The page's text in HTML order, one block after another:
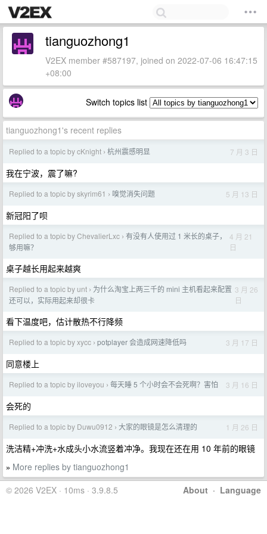
tianguozhong1
V2EX member #587197, joined on 2022-07-06 16:47:15
+08:00
Switch topics list
tianguozhong1's recent replies
Replied to a topic by cKnight › 杭州震感明显 7 月 3 日
我在宁波，震了嘛?
Replied to a topic by skyrim61 › 嗅觉消失问题 5 月 13 日
新冠阳了呗
Replied to a topic by ChevalierLxc › 有没有人使用过 1 米长的桌子，
够用嘛？
4 月 21
日
桌子越长用起来越爽
Replied to a topic by unt › 为什么淘宝上两三千的 mini 主机看起来配置
还可以，实际用起来却很卡
3 月 26
日
看下温度吧，估计散热不行降频
Replied to a topic by xycc › potplayer 会造成网速降低吗 3 月 17 日
同意楼上
Replied to a topic by iloveyou › 每天睡 5 个小时会不会死啊？害怕 3 月 16 日
会死的
Replied to a topic by Duwu0912 › 大家的眼镜是怎么清理的 1 月 26 日
洗洁精+冲洗+水成头小水流竖着冲净。我现在还在用 10 年前的眼镜
» More replies by tianguozhong1
About · Language
© 2026 V2EX · 10ms · 3.9.8.5